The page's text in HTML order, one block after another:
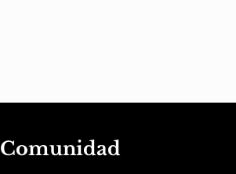
Comunidad